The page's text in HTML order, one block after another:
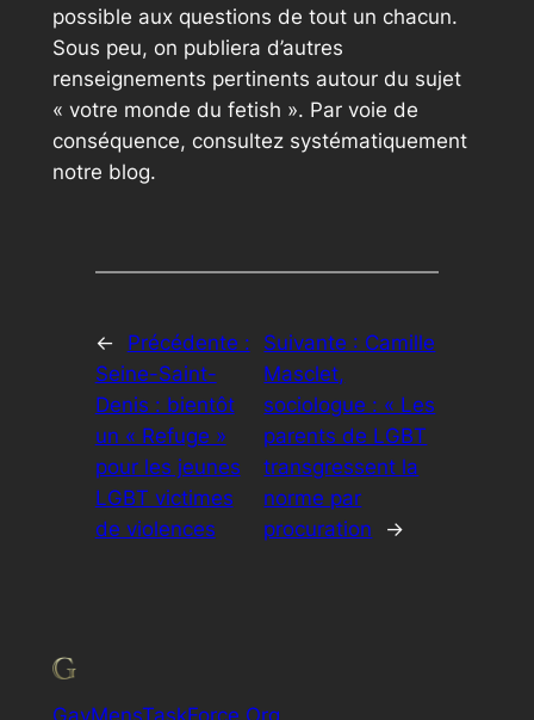
possible aux questions de tout un chacun.
Sous peu, on publiera d’autres
renseignements pertinents autour du sujet
« votre monde du fetish ». Par voie de
conséquence, consultez systématiquement
notre blog.
←
Précédente :
Seine-Saint-
Denis : bientôt
un « Refuge »
pour les jeunes
LGBT victimes
de violences
Suivante : Camille
Masclet,
sociologue : « Les
parents de LGBT
transgressent la
norme par
procuration
→
GayMensTaskForce.Org